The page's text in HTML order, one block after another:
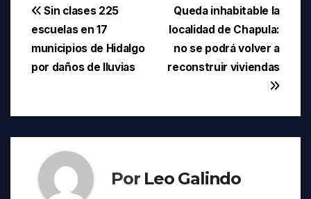
Navegación
de
entradas
Queda inhabitable la
localidad de Chapula:
no se podrá volver a
reconstruir viviendas
Sin clases 225
escuelas en 17
municipios de Hidalgo
por daños de lluvias
Por Leo Galindo